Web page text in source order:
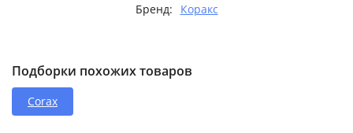
Бренд: Коракс
Подборки похожих товаров
Corax